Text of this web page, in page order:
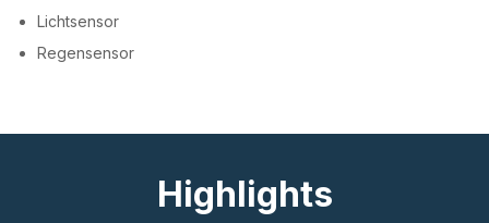
Lichtsensor
Regensensor
Highlights